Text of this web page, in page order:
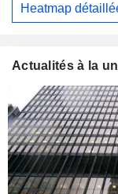
Heatmap
Actualités à la